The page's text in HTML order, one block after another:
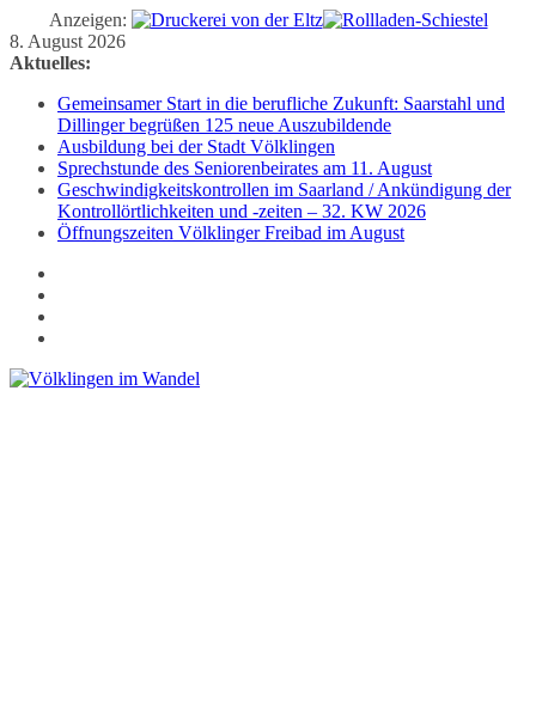
Anzeigen:
Zum
Inhalt
8. August 2026
Aktuelles:
Gemeinsamer Start in die berufliche Zukunft: Saarstahl und
Dillinger begrüßen 125 neue Auszubildende
Ausbildung bei der Stadt Völklingen
Sprechstunde des Seniorenbeirates am 11. August
Geschwindigkeitskontrollen im Saarland / Ankündigung der
Kontrollörtlichkeiten und -zeiten – 32. KW 2026
Öffnungszeiten Völklinger Freibad im August